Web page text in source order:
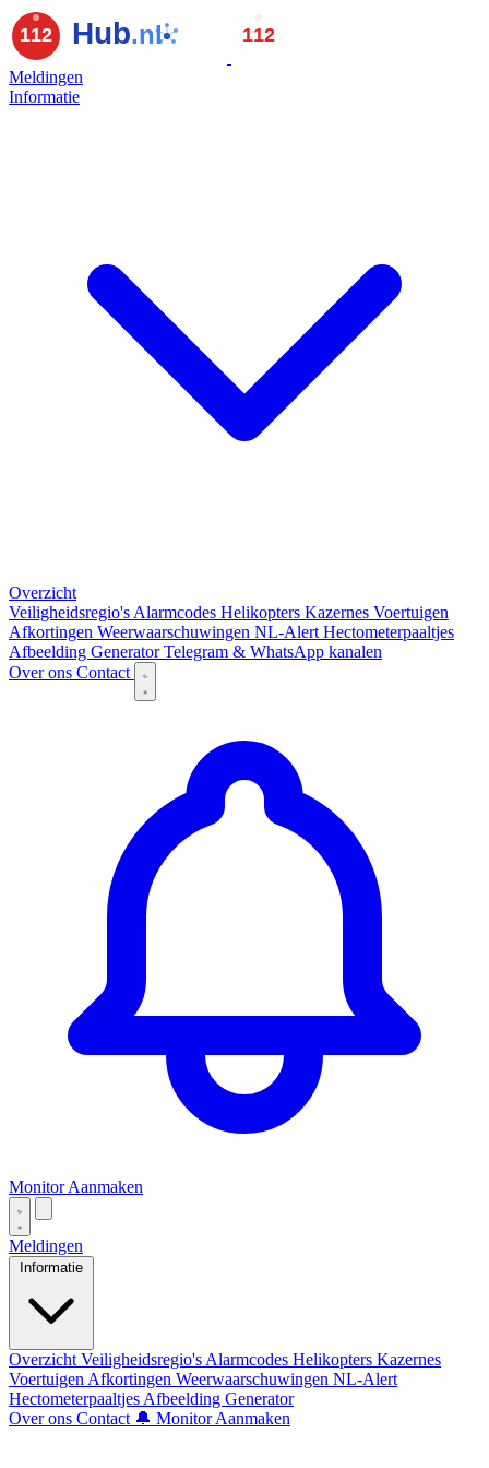
Meldingen
Informatie
Overzicht
Veiligheidsregio's Alarmcodes Helikopters Kazernes Voertuigen
Afkortingen Weerwaarschuwingen NL-Alert Hectometerpaaltjes
Afbeelding GeneratorTelegram & WhatsApp kanalen
Over ons Contact
Monitor Aanmaken
Meldingen
Informatie
Overzicht Veiligheidsregio's Alarmcodes Helikopters Kazernes
Voertuigen Afkortingen Weerwaarschuwingen NL-Alert
Hectometerpaaltjes Afbeelding Generator
Over ons Contact 🔔 Monitor Aanmaken